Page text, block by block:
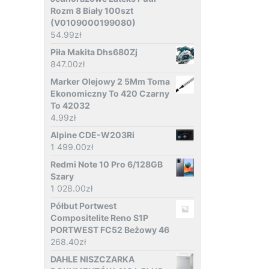
Rozm 8 Biały 100szt
(V0109000199080)
54.99zł
Piła Makita Dhs680Zj
847.00zł
Marker Olejowy 2 5Mm Toma
Ekonomiczny To 420 Czarny
To 42032
4.99zł
Alpine CDE-W203Ri
1 499.00zł
Redmi Note 10 Pro 6/128GB
Szary
1 028.00zł
Półbut Portwest
Compositelite Reno S1P
PORTWEST FC52 Beżowy 46
268.40zł
DAHLE NISZCZARKA